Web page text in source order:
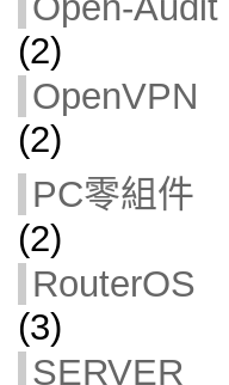
(2)
OpenVPN
(2)
PC零組件
(2)
RouterOS
(3)
SERVER